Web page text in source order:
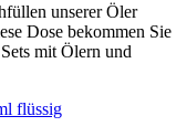
unserer Öler
Dose bekommen Sie
mit Ölern und